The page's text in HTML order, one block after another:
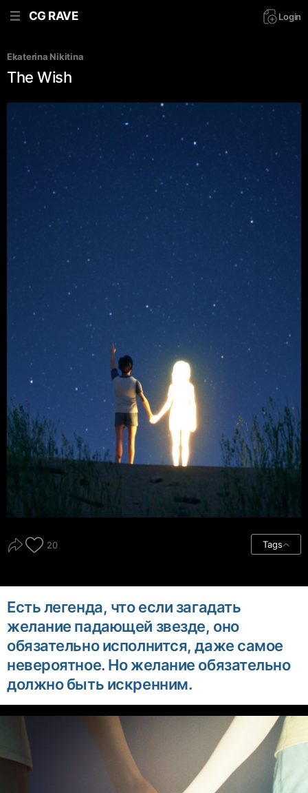
CG RAVE Login
Ekaterina Nikitina
The Wish
20 Tags
Есть легенда, что если загадать
желание падающей звезде, оно
обязательно исполнится, даже самое
невероятное. Но желание обязательно
должно быть искренним.